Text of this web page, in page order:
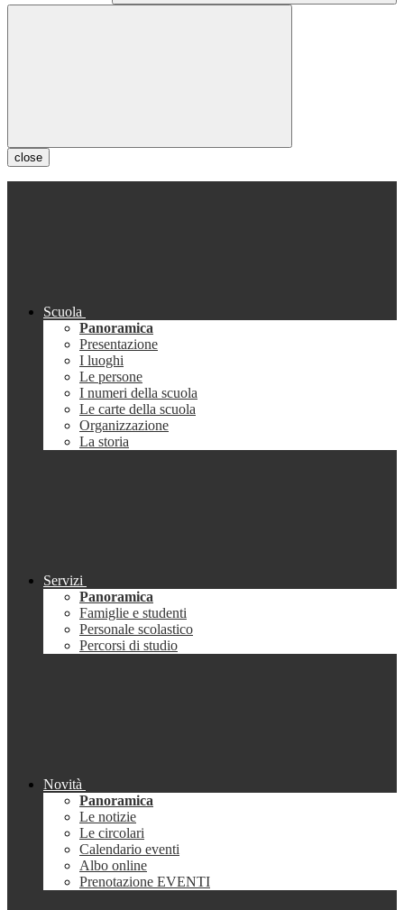
close
Scuola
Panoramica
Presentazione
I luoghi
Le persone
I numeri della scuola
Le carte della scuola
Organizzazione
La storia
Servizi
Panoramica
Famiglie e studenti
Personale scolastico
Percorsi di studio
Novità
Panoramica
Le notizie
Le circolari
Calendario eventi
Albo online
Prenotazione EVENTI